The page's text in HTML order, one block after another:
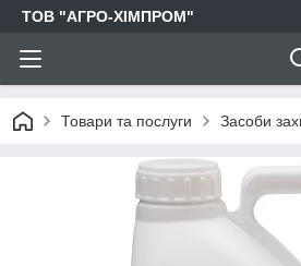
ТОВ "АГРО-ХІМПРОМ"
Товари та послуги Засоби